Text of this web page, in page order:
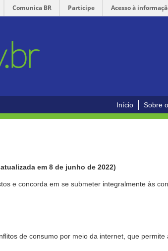
Comunica BR Participe Acesso à
Início Sobre
em 8 de junho de 2022)
e concorda em se submeter integralmente às
de consumo por meio da internet, que